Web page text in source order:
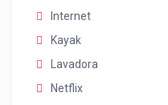
Internet
Kayak
Lavadora
Netflix